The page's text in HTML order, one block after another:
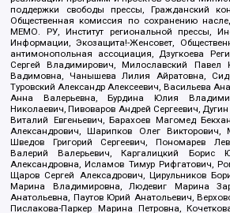
поддержки свободы прессы, Гражданский
Общественная комиссия по сохранению
МЕМО. РУ, Институт региональной прессы,
Информации, Экозащита!-Женсовет,
антимонопольная ассоциация, Дзугкоева
Сергей Владимирович, Милославский
Вадимовна, Чанышева Лилия Айратовна,
Туровский Александр Алексеевич, Васильева
Анна Валерьевна, Бурдина Юлия
Николаевич, Пивоваров Андрей Сергеевич, Дугин
Виталий Евгеньевич, Барахоев Магомед
Александрович, Шарипков Олег
Шведов Григорий Сергеевич, Пономарев
Валерий Валерьевич, Каргалицкий Борис
Александровна, Исламов Тимур Рифгатович,
Щаров Сергей Алексадрович, Цирульников
Марина Владимировна, Людевиг Марина
Анатольевна, Паутов Юрий Анатольевич,
Пислакова-Паркер Марина Петровна,